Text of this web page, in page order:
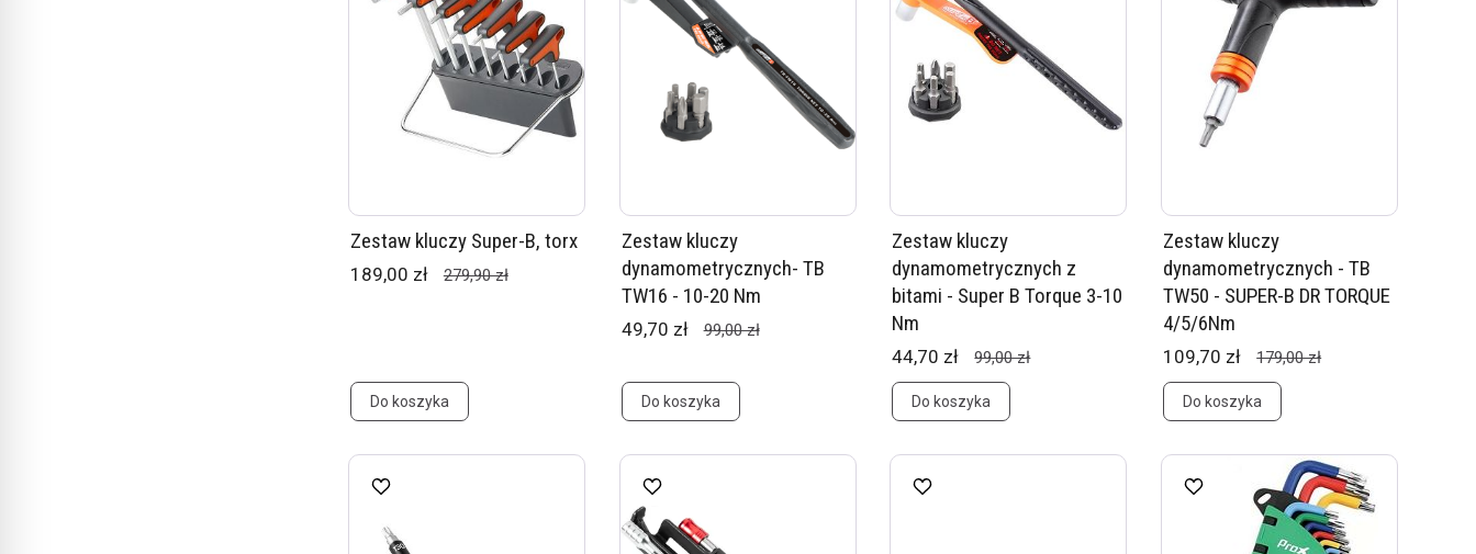
Zestaw kluczy Super-B, torx
189,00 zł 279,90 zł
Do koszyka
Zestaw kluczy
dynamometrycznych- TB
TW16 - 10-20 Nm
49,70 zł 99,00 zł
Do koszyka
Zestaw kluczy
dynamometrycznych z
bitami - Super B Torque 3-10
Nm
44,70 zł 99,00 zł
Do koszyka
Zestaw kluczy
dynamometrycznych - TB
TW50 - SUPER-B DR TORQUE
4/5/6Nm
109,70 zł 179,00 zł
Do koszyka